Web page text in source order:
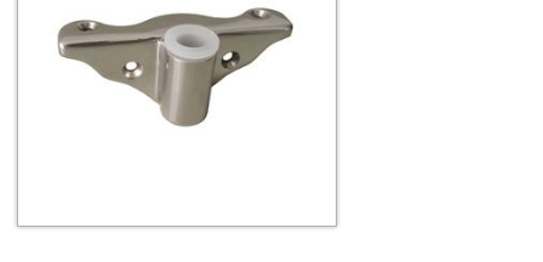
Заклепки (Гайки-Заклепки)
Инструмент
Крюки, кольца с шурупной резьбой